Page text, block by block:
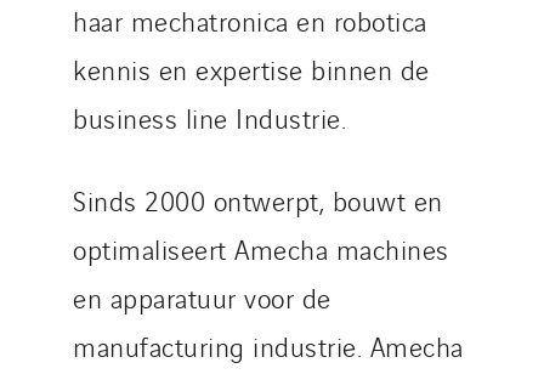
haar mechatronica en robotica
kennis en expertise binnen de
business line Industrie.
Sinds 2000 ontwerpt, bouwt en
optimaliseert Amecha machines
en apparatuur voor de
manufacturing industrie. Amecha
Brasil
Czech Republic
Danemark
Indonesia
Morocco
Netherlands
Nordic countries